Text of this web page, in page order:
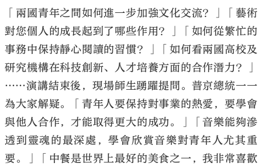
「兩國青年之間如何進一步加強文化交流？」「藝術
對您個人的成長起到了哪些作用？」「如何從繁忙的
事務中保持靜心閱讀的習慣？」「如何看兩國高校及
研究機構在科技創新、人才培養方面的合作潛力？」
……演講結束後，現場師生踴躍提問。普京總統一一
為大家解疑。「青年人要保持對事業的熱愛，要學會
與他人合作，才能取得更大的成功。」「音樂能夠滲
透到靈魂的最深處，學會欣賞音樂對青年人尤其重
要。」「中餐是世界上最好的美食之一，我非常喜歡